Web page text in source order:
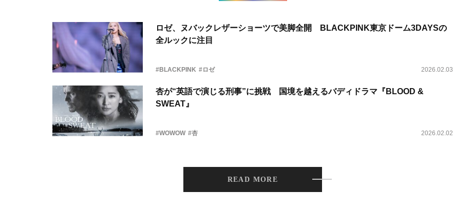
ロゼ、ヌバックレザーショーツで美脚全開 BLACKPINK東京ドーム3DAYSの
全ルックに注目
#BLACKPINK #ロゼ 2026.02.03
杏が“英語で演じる刑事”に挑戦 国境を越えるバディドラマ『BLOOD &
SWEAT』
#WOWOW #杏 2026.02.02
READ MORE